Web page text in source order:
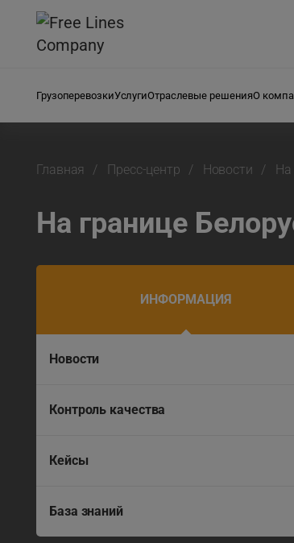
ГрузоперевозкиУслугиОтраслевые решенияО
Главная Пресс-центр Новости На
На границе
ИНФОРМАЦИЯ
Новости
Контроль качества
Кейсы
База знаний